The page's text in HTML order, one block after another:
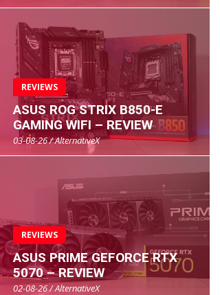
REVIEWS
ASUS ROG STRIX B850-E
GAMING WIFI – REVIEW
03-08-26 / AlternativeX
REVIEWS
ASUS PRIME GEFORCE RTX
5070 – REVIEW
02-08-26 / AlternativeX